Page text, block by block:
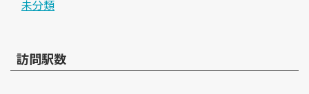
未分類
訪問駅数